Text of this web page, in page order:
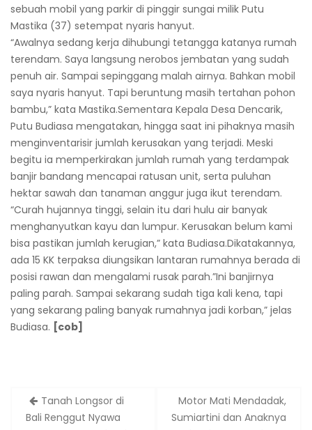
sebuah mobil yang parkir di pinggir sungai milik Putu
Mastika (37) setempat nyaris hanyut.
“Awalnya sedang kerja dihubungi tetangga katanya rumah
terendam. Saya langsung nerobos jembatan yang sudah
penuh air. Sampai sepinggang malah airnya. Bahkan mobil
saya nyaris hanyut. Tapi beruntung masih tertahan pohon
bambu,” kata Mastika.Sementara Kepala Desa Dencarik,
Putu Budiasa mengatakan, hingga saat ini pihaknya masih
menginventarisir jumlah kerusakan yang terjadi. Meski
begitu ia memperkirakan jumlah rumah yang terdampak
banjir bandang mencapai ratusan unit, serta puluhan
hektar sawah dan tanaman anggur juga ikut terendam.
“Curah hujannya tinggi, selain itu dari hulu air banyak
menghanyutkan kayu dan lumpur. Kerusakan belum kami
bisa pastikan jumlah kerugian,” kata Budiasa.Dikatakannya,
ada 15 KK terpaksa diungsikan lantaran rumahnya berada di
posisi rawan dan mengalami rusak parah.”Ini banjirnya
paling parah. Sampai sekarang sudah tiga kali kena, tapi
yang sekarang paling banyak rumahnya jadi korban,” jelas
Budiasa. [cob]
Post
navigation
Tanah Longsor di
Bali Renggut Nyawa
Motor Mati Mendadak,
Sumiartini dan Anaknya